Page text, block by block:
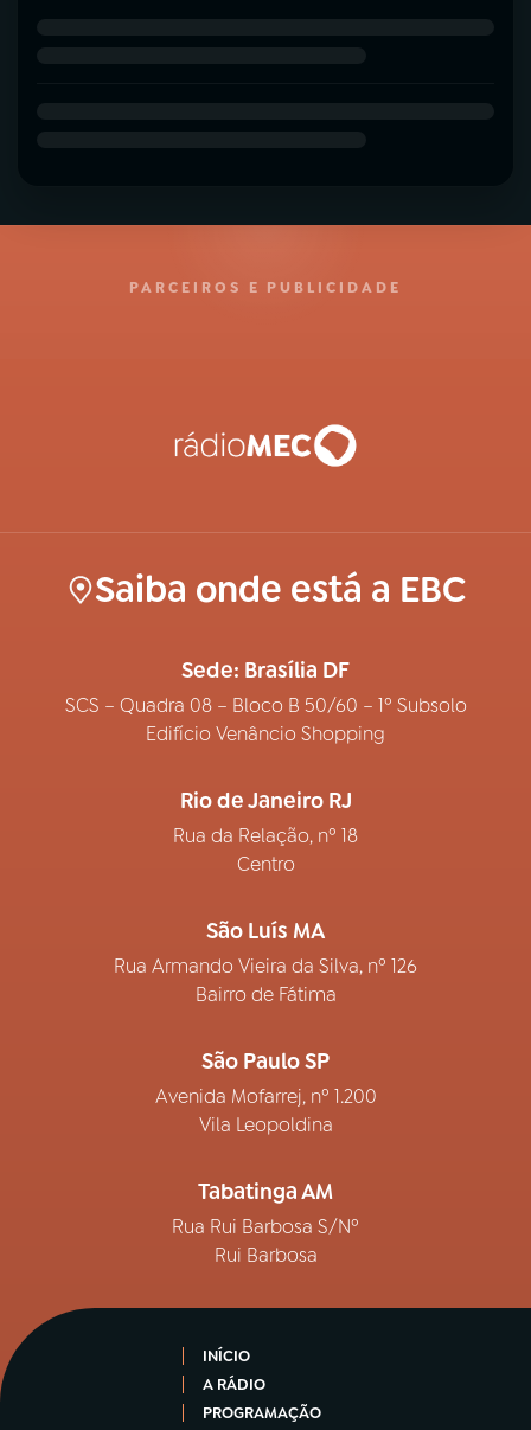
PARCEIROS E PUBLICIDADE
Saiba onde está a EBC
Sede: Brasília DF
SCS – Quadra 08 – Bloco B 50/60 – 1º Subsolo
Edifício Venâncio Shopping
Rio de Janeiro RJ
Rua da Relação, nº 18
Centro
São Luís MA
Rua Armando Vieira da Silva, nº 126
Bairro de Fátima
São Paulo SP
Avenida Mofarrej, nº 1.200
Vila Leopoldina
Tabatinga AM
Rua Rui Barbosa S/Nº
Rui Barbosa
INÍCIO
A RÁDIO
PROGRAMAÇÃO